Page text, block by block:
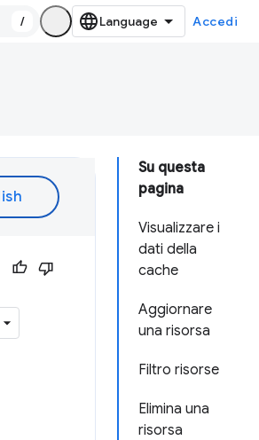
/ Accedi
Su questa
pagina
Visualizzare i
dati della
cache
Aggiornare
una risorsa
Filtro risorse
Elimina una
risorsa